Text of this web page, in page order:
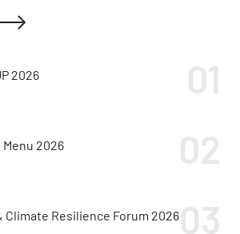
2026
2026
Climate Resilience Forum 2026